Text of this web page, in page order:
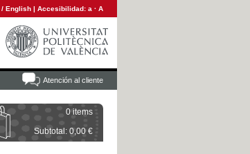
/ English | Accesibilidad: a · A
Atención al cliente
0 items
Subtotal: 0,00 €